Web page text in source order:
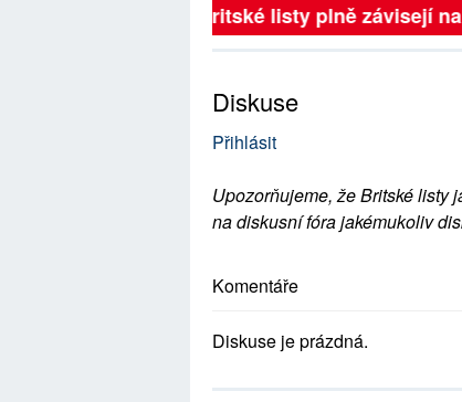
Britské listy plně závisejí na
Diskuse
Přihlásit
Upozorňujeme, že Britské listy
na diskusní fóra jakémukoliv
Komentáře
Diskuse je prázdná.